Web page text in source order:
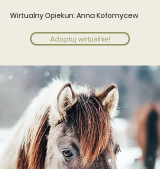
Wirtualny Opiekun: Anna Kołomycew
Adoptuj wirtualnie!